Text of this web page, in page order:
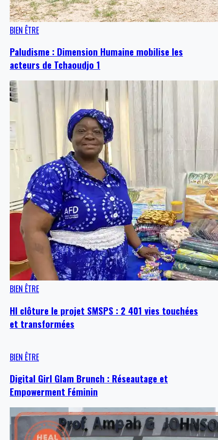
BIEN ÊTRE
Paludisme : Dimension Humaine mobilise les
acteurs de Tchaoudjo 1
BIEN ÊTRE
HI clôture le projet SMSPS : 2 401 vies touchées
et transformées
BIEN ÊTRE
Digital Girl Glam Brunch : Réseautage et
Empowerment Féminin